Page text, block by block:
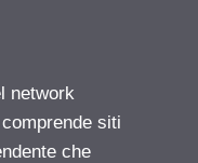
network
siti
che